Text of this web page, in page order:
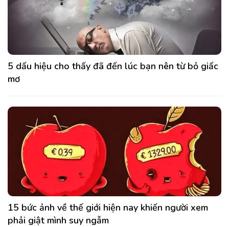
5 dấu hiệu cho thấy đã đến lúc bạn nên từ bỏ giấc
mơ
15 bức ảnh về thế giới hiện nay khiến người xem
phải giật mình suy ngẫm